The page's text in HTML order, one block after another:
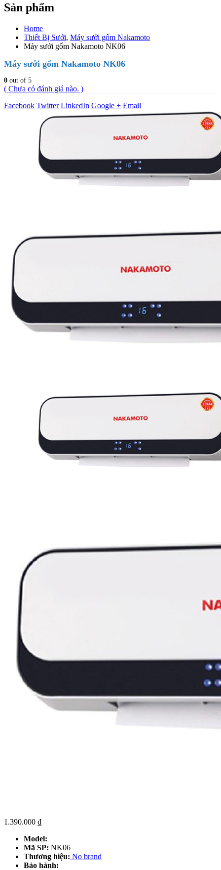
Sản phẩm
Home
Thiết Bị Sưởi, Máy sưởi gốm Nakamoto
Máy sưởi gốm Nakamoto NK06
Máy sưởi gốm Nakamoto NK06
0 out of 5
( Chưa có đánh giá nào. )
Facebook Twitter LinkedIn Google + Email
1.390.000 ₫
Model:
Mã SP: NK06
Thương hiệu: No brand
Bảo hành: